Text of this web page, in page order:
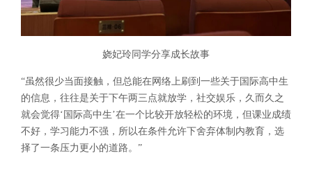
娆妃玲同学分享成长故事
“虽然很少当面接触，但总能在网络上刷到一些关于国际高中生
的信息，往往是关于下午两三点就放学，社交娱乐，久而久之
就会觉得‘国际高中生’在一个比较开放轻松的环境，但课业成绩
不好，学习能力不强，所以在条件允许下舍弃体制内教育，选
择了一条压力更小的道路。”